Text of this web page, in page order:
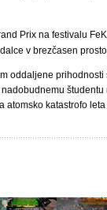
Prix na festivalu
v brezčasen
oddaljene
katastrofo